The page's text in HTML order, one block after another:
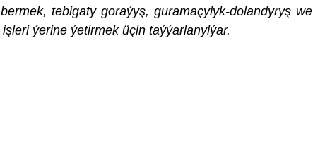
tebigaty goraýyş, guramaçylyk-dolandyryş we
ýerine ýetirmek üçin taýýarlanylýar.